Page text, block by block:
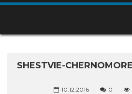
SHESTVIE-
10.12.2016 0